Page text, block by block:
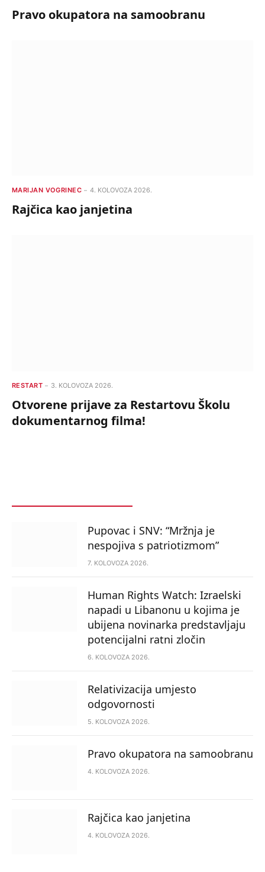
Pravo okupatora na samoobranu
MARIJAN VOGRINEC 4. KOLOVOZA 2026.
Rajčica kao janjetina
RESTART 3. KOLOVOZA 2026.
Otvorene prijave za Restartovu Školu
dokumentarnog filma!
Pupovac i SNV: “Mržnja je
nespojiva s patriotizmom”
7. KOLOVOZA 2026.
Human Rights Watch: Izraelski
napadi u Libanonu u kojima je
ubijena novinarka predstavljaju
potencijalni ratni zločin
6. KOLOVOZA 2026.
Relativizacija umjesto
odgovornosti
5. KOLOVOZA 2026.
Pravo okupatora na samoobranu
4. KOLOVOZA 2026.
Rajčica kao janjetina
4. KOLOVOZA 2026.